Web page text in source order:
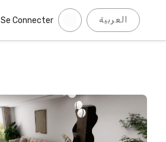
Se Connecter العربية